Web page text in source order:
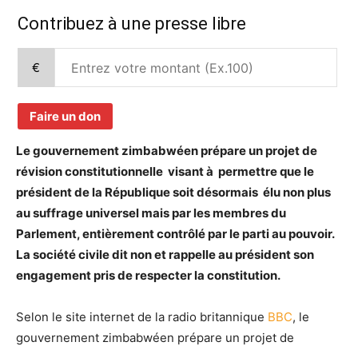
Contribuez à une presse libre
€
Faire un don
Le gouvernement zimbabwéen prépare un projet de
révision constitutionnelle visant à permettre que le
président de la République soit désormais élu non plus
au suffrage universel mais par les membres du
Parlement, entièrement contrôlé par le parti au pouvoir.
La société civile dit non et rappelle au président son
engagement pris de respecter la constitution.
Selon le site internet de la radio britannique BBC, le
gouvernement zimbabwéen prépare un projet de